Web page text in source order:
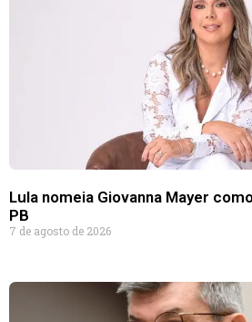
Lula nomeia Giovanna Mayer
PB
7 de agosto de 2026